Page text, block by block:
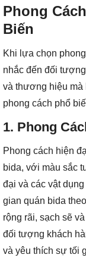
Phong
Biến
Khi lựa chọn
nhắc đến đối
và thương hiệu mà
phong cách phổ
1. Phong
Phong cách hiện
bida, với màu sắc
đại và các vật
gian quán bida
rộng rãi, sạch sẽ
đối tượng khách
và yêu thích sự tối